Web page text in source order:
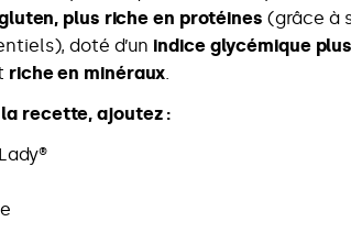
plus riche en protéines (grâce à
doté d’un indice glycémique
riche en minéraux.
recette, ajoutez :